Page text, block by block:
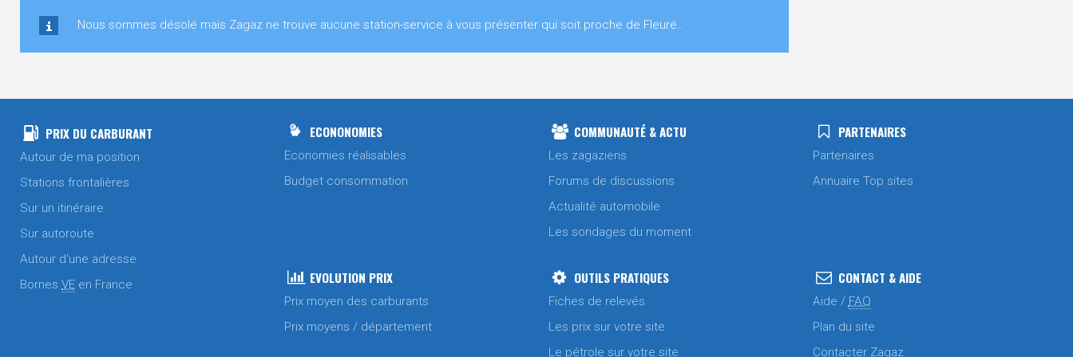
Nous sommes désolé mais Zagaz ne trouve aucune station-service à vous présenter qui soit proche de Fleuré..
PRIX DU CARBURANT
Autour de ma position
Stations frontalières
Sur un itinéraire
Sur autoroute
Autour d'une adresse
Bornes VE en France
ECONONOMIES
Economies réalisables
Budget consommation
COMMUNAUTÉ & ACTU
Les zagaziens
Forums de discussions
Actualité automobile
Les sondages du moment
PARTENAIRES
Partenaires
Annuaire Top sites
EVOLUTION PRIX
Prix moyen des carburants
Prix moyens / département
OUTILS PRATIQUES
Fiches de relevés
Les prix sur votre site
Le pétrole sur votre site
CONTACT & AIDE
Aide / FAQ
Plan du site
Contacter Zagaz